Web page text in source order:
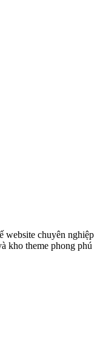
website chuyên nghiệp
kho theme phong phú